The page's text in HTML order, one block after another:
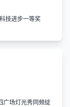
技进步一等奖
广场灯光秀同频绽